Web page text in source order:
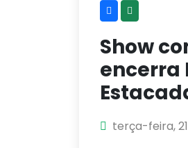
Show
encerra
terça-feira,